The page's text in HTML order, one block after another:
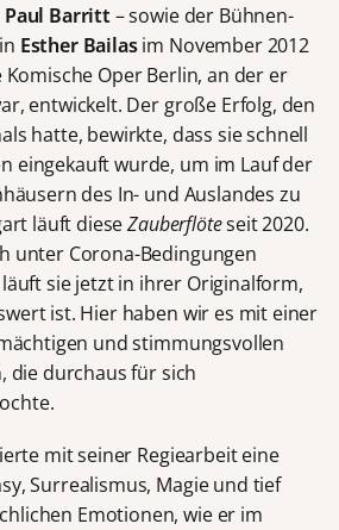
Paul Barritt– sowie der Bühnen-
Esther Bailasim November 2012
Oper Berlin, an der er
entwickelt. Der große Erfolg, den
hatte, bewirkte, dass sie schnell
eingekauft wurde, um im Lauf der
des In- und Auslandes zu
läuft dieseZauberflöteseit 2020.
unter Corona-Bedingungen
sie jetzt in ihrer Originalform,
ist. Hier haben wir es mit einer
und stimmungsvollen
die durchaus für sich
mit seiner Regiearbeit eine
Surrealismus, Magie und tief
Emotionen, wie er im